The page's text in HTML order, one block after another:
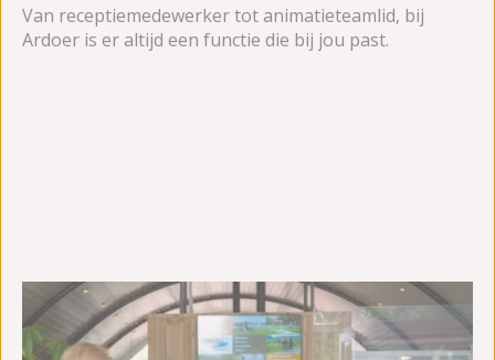
Van receptiemedewerker tot animatieteamlid, bij
Ardoer is er altijd een functie die bij jou past.